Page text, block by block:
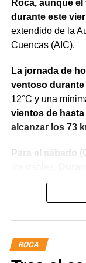
acompañar a
alguna de las
Entre las
Industrial,
en Diseño
Biotecnología,
Licenciatura en
Administración
Biología,
Tecnicatura
Roca, aunque
durante este
extendido de la
Cuencas (AIC).
La jornada de
ventoso durante
12°C y una
vientos de
alcanzar los 73
Para el sábado
tormentas, con
. El viento
condiciones
ROCA